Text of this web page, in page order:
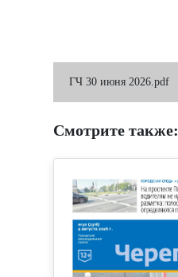
ГЧ 30 июня 2026.pdf
Смотрите также: